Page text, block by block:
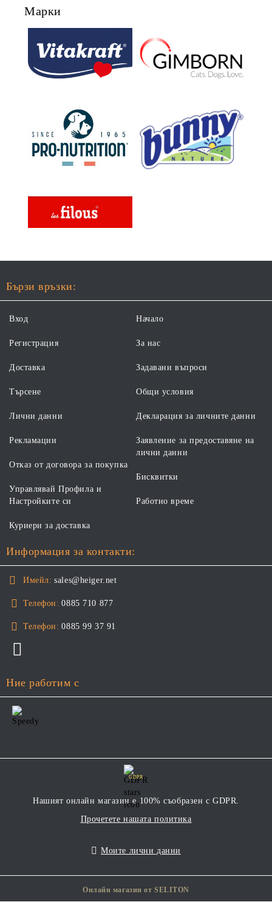
"НАМАЛЯВАНЕ НА
НЕПОНОСИМОСТТА КЪМ НЯКОИ
СЪСТАВКИ И ХРАНИ
Марки
Бързи връзки:
Вход
Регистрация
Доставка
Търсене
Начало
За нас
Задавани въпроси
Общи условия
Лични данни
Рекламации
Отказ от договора за покупка
Управлявай Профила и
Настройките си
Декларация за личните данни
Заявление за предоставяне на
лични данни
Бисквитки
Работно време
Куриери за доставка
Информация за контакти:
Имейл: sales@heiger.net
Телефон: 0885 710 877
Телефон: 0885 99 37 91
Ние работим с
GDPR
Нашият онлайн магазин е 100% съобразен с GDPR.
Прочетете нашата политика
Моите лични данни
Онлайн магазин от SELITON